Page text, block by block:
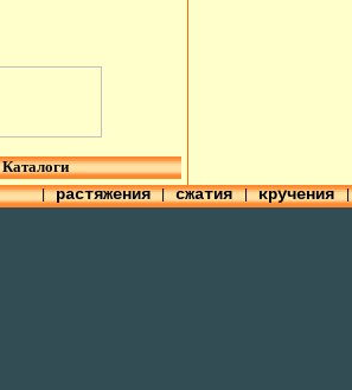
Каталоги
|растяжения|сжатия|кручения